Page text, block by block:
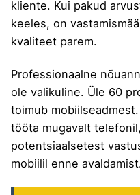
kliente. Kui pakud
keeles, on
kvaliteet parem.
Professionaalne
ole valikuline. Üle 60
toimub
tööta mugavalt
potentsiaalsetest
mobiilil enne